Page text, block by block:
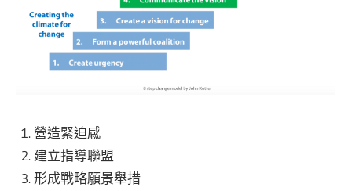
營造緊迫感
建立指導聯盟
形成戰略願景舉措